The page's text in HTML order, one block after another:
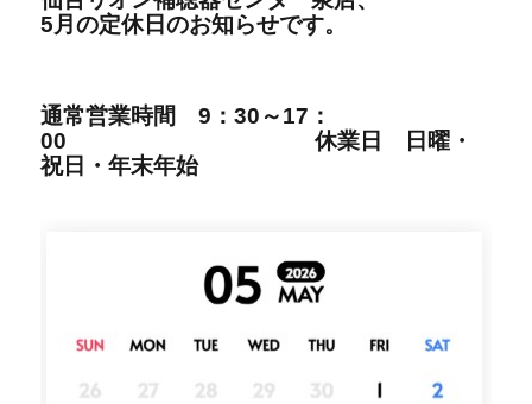
5月の定休日のお知らせです。
通常営業時間9：30～17：
00
休業日 日曜・
祝日・年末年始